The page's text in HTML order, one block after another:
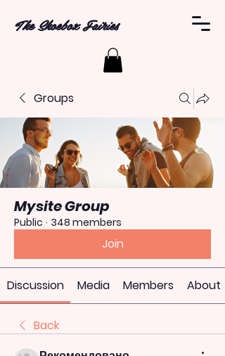
The Shoebox Fairies
Groups
Mysite Group
Public · 348 members
Join
Discussion Media Members About
Back